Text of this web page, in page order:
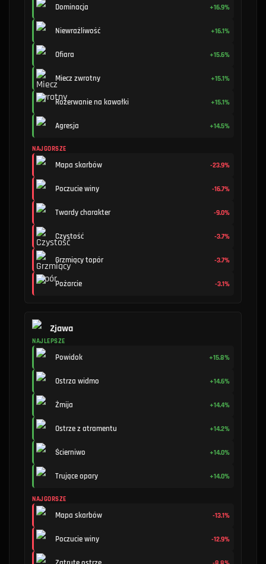
Dominacja +16.9%
Niewrażliwość +16.1%
Ofiara +15.6%
Miecz zwrotny +15.1%
Rozerwanie na kawałki +15.1%
Agresja +14.5%
NAJGORSZE
Mapa skarbów -23.9%
Poczucie winy -16.7%
Twardy charakter -9.0%
Czystość -3.7%
Grzmiący topór -3.7%
Pożarcie -3.1%
Zjawa
NAJLEPSZE
Powidok +15.8%
Ostrza widmo +14.6%
Żmija +14.4%
Ostrze z atramentu +14.2%
Ścierniwo +14.0%
Trujące opary +14.0%
NAJGORSZE
Mapa skarbów -13.1%
Poczucie winy -12.9%